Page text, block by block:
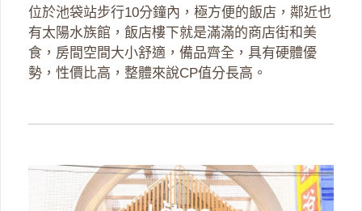
位於池袋站步行10分鐘內，極方便的飯店，鄰近也
有太陽水族館，飯店樓下就是滿滿的商店街和美
食，房間空間大小舒適，備品齊全，具有硬體優
勢，性價比高，整體來說CP值分長高。